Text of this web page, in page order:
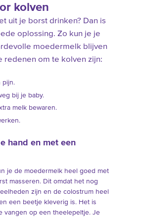
kolven
uit je borst drinken? Dan is
oplossing. Zo kun je je
moedermelk blijven
redenen om te kolven zijn:
pijn.
bij je baby.
melk bewaren.
hand en met een
je de moedermelk heel goed met
masseren. Dit omdat het nog
zijn en de colostrum heel
een beetje kleverig is. Het is
vangen op een theelepeltje. Je